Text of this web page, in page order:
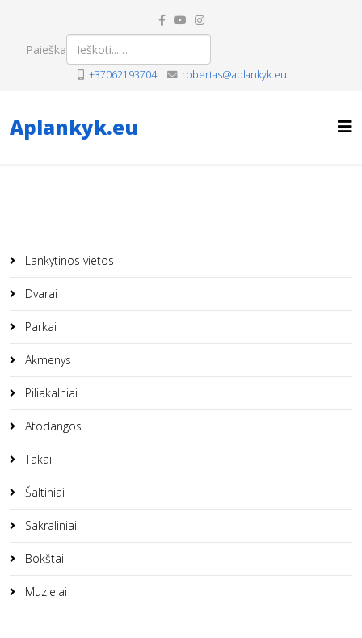
Paieška
+37062193704 robertas@aplankyk.eu
Aplankyk.eu
Lankytinos vietos
Dvarai
Parkai
Akmenys
Piliakalniai
Atodangos
Takai
Šaltiniai
Sakraliniai
Bokštai
Muziejai